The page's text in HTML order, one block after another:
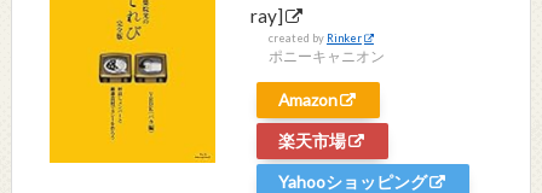
ray]
created by Rinker
ポニーキャニオン
Amazon
楽天市場
Yahooショッピング